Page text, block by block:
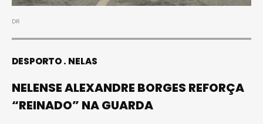
DR
DESPORTO NELAS
NELENSE ALEXANDRE BORGES REFORÇA
“REINADO” NA GUARDA